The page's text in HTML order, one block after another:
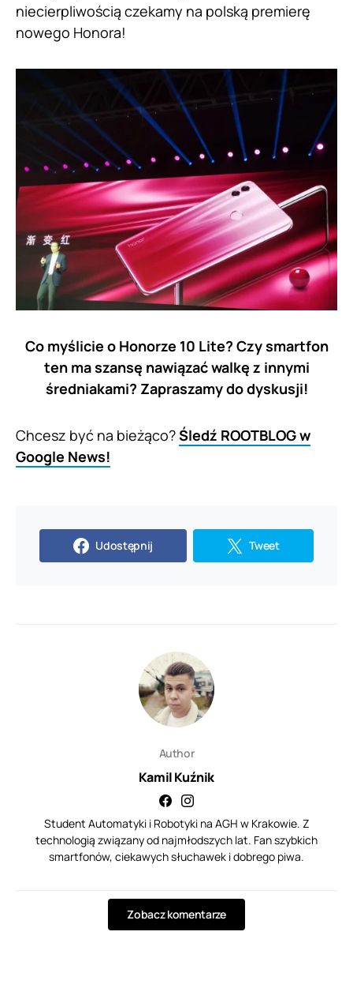
niecierpliwością czekamy na polską premierę
nowego Honora!
Co myślicie o Honorze 10 Lite? Czy smartfon
ten ma szansę nawiązać walkę z innymi
średniakami? Zapraszamy do dyskusji!
Chcesz być na bieżąco?Śledź ROOTBLOG w
Google News!
Udostępnij Tweet
Author
Kamil Kuźnik
Student Automatyki i Robotyki na AGH w Krakowie. Z
technologią związany od najmłodszych lat. Fan szybkich
smartfonów, ciekawych słuchawek i dobrego piwa.
Zobacz komentarze